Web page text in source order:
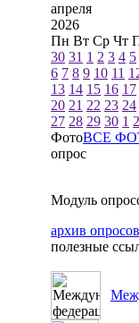
апреля
2026
Пн Вт Ср Чт
30 31 1 2 3 4 5
6 7 8 9 10 11
13 14 15 16 17
20 21 22 23 24
27 28 29 30 1 2
ФотоВСЕ
опрос
Модуль
архив опросов
полезные